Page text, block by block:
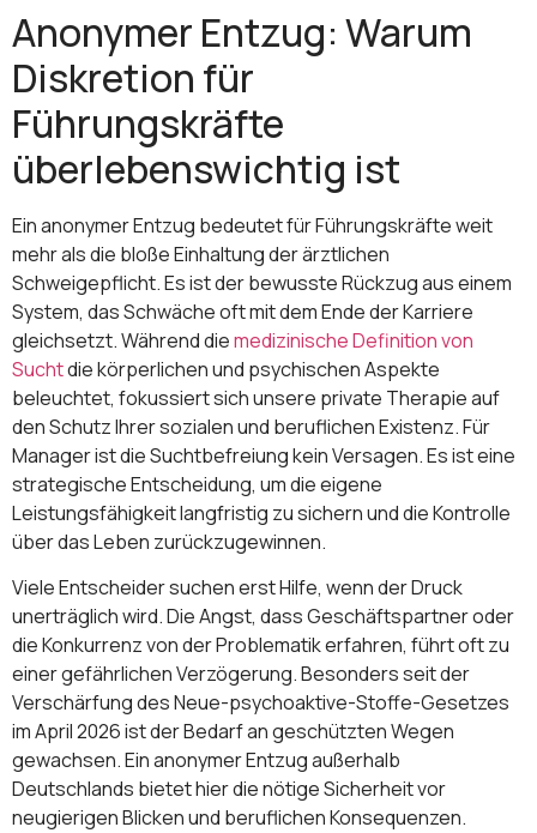
Anonymer Entzug: Warum
Diskretion für
Führungskräfte
überlebenswichtig ist
Ein anonymer Entzug bedeutet für Führungskräfte weit
mehr als die bloße Einhaltung der ärztlichen
Schweigepflicht. Es ist der bewusste Rückzug aus einem
System, das Schwäche oft mit dem Ende der Karriere
gleichsetzt. Während diemedizinische Definition von
Suchtdie körperlichen und psychischen Aspekte
beleuchtet, fokussiert sich unsere private Therapie auf
den Schutz Ihrer sozialen und beruflichen Existenz. Für
Manager ist die Suchtbefreiung kein Versagen. Es ist eine
strategische Entscheidung, um die eigene
Leistungsfähigkeit langfristig zu sichern und die Kontrolle
über das Leben zurückzugewinnen.
Viele Entscheider suchen erst Hilfe, wenn der Druck
unerträglich wird. Die Angst, dass Geschäftspartner oder
die Konkurrenz von der Problematik erfahren, führt oft zu
einer gefährlichen Verzögerung. Besonders seit der
Verschärfung des Neue-psychoaktive-Stoffe-Gesetzes
im April 2026 ist der Bedarf an geschützten Wegen
gewachsen. Ein anonymer Entzug außerhalb
Deutschlands bietet hier die nötige Sicherheit vor
neugierigen Blicken und beruflichen Konsequenzen.